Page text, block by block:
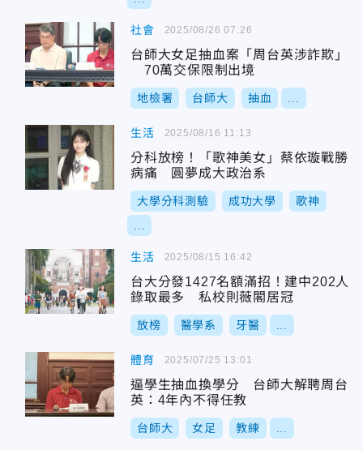
社會
台師大女足抽血案「周台英涉詐欺」
70萬交保限制出境
地檢署 台師大 抽血
2025/08/26 07:26
生活
分科放榜！「歌神美女」蔡依璇戰勝
病痛 圓夢成大政治系
大學分科測驗 成功大學 歌神
2025/08/16 11:13
生活
台大分發1427名額滿招！建中202人
錄取最多 私校則薇閣居冠
放榜 醫學系 牙醫
2025/08/15 16:42
體育
逼學生抽血換學分 台師大解聘周台
英：4年內不得任教
台師大 女足 教練
2025/07/25 13:01